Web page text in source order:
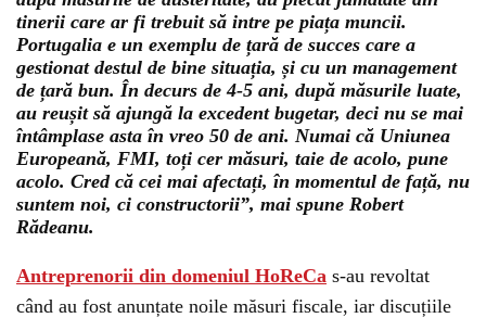
tinerii care ar fi trebuit să intre pe piața muncii.
Portugalia e un exemplu de țară de succes care a
gestionat destul de bine situația, și cu un management
de țară bun. În decurs de 4-5 ani, după măsurile luate,
au reușit să ajungă la excedent bugetar, deci nu se mai
întâmplase asta în vreo 50 de ani. Numai că Uniunea
Europeană, FMI, toți cer măsuri, taie de acolo, pune
acolo. Cred că cei mai afectați, în momentul de față, nu
suntem noi, ci constructorii”, mai spune Robert
Rădeanu.
Antreprenorii din domeniul HoReCa s-au revoltat
când au fost anunțate noile măsuri fiscale, iar discuțiile